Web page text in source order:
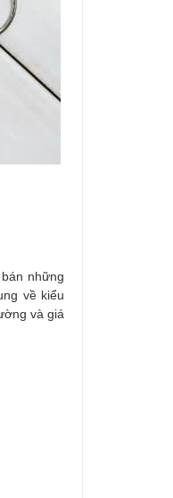
những
về kiểu
và giá